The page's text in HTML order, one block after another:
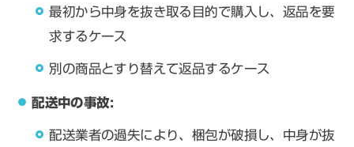
最初から中身を抜き取る目的で購入し、返品を要
求するケース
別の商品とすり替えて返品するケース
配送中の事故:
配送業者の過失により、梱包が破損し、中身が抜